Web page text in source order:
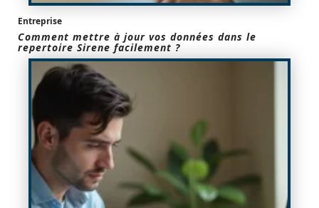
Entreprise
Comment mettre à jour vos données dans le
repertoire Sirene facilement ?